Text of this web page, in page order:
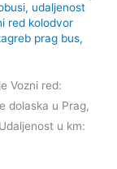
, udaljenost
red kolodvor
prag bus,
Vozni red:
dolaska u Prag,
u km: